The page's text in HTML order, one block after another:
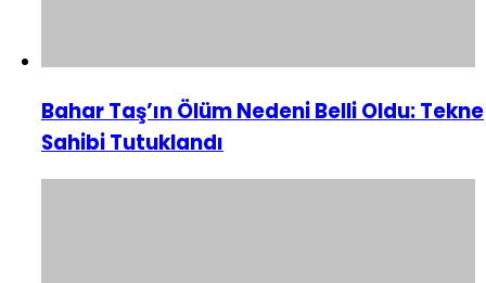
Bahar Taş’ın Ölüm Nedeni Belli Oldu: Tekne
Sahibi Tutuklandı